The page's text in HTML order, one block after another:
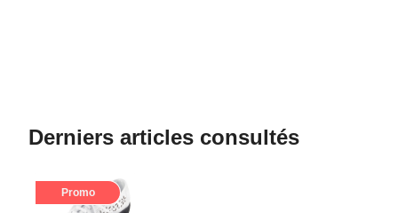
Derniers articles consultés
Promo